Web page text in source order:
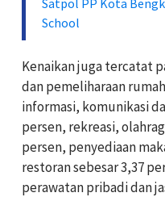
School
Kenaikan juga tercatat
dan pemeliharaan
informasi, komunikasi
persen, rekreasi,
persen, penyediaan
restoran sebesar 3,37
perawatan pribadi dan